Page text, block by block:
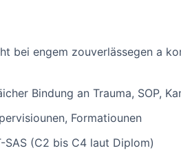
bei engem zouverlässegen a
Bindung an Trauma, SOP,
Formatiounen
(C2 bis C4 laut Diplom)